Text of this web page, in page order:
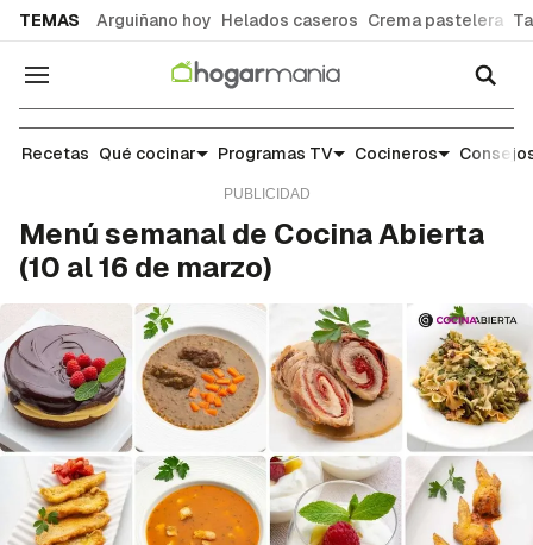
TEMAS Arguiñano hoy Helados caseros Crema pastelera
Navegación
Noticias y tendencias gastronómicas
Recetas Qué cocinar Programas TV Cocineros
Menú semanal de Cocina Abierta
(10 al 16 de marzo)